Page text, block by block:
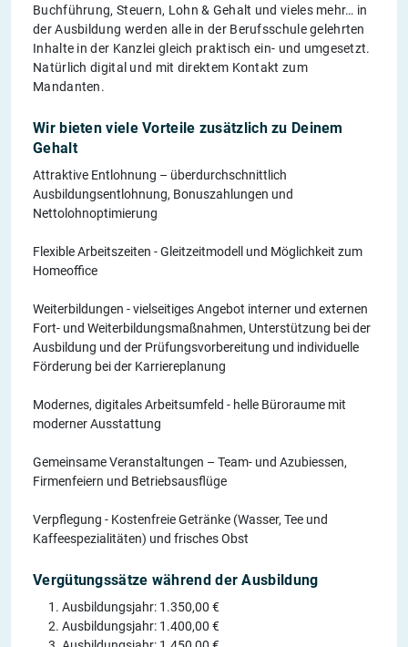
Buchführung, Steuern, Lohn & Gehalt und vieles mehr… in
der Ausbildung werden alle in der Berufsschule gelehrten
Inhalte in der Kanzlei gleich praktisch ein- und umgesetzt.
Natürlich digital und mit direktem Kontakt zum
Mandanten.
Wir bieten viele Vorteile zusätzlich zu Deinem
Gehalt
Attraktive Entlohnung – überdurchschnittlich
Ausbildungsentlohnung, Bonuszahlungen und
Nettolohnoptimierung
Flexible Arbeitszeiten - Gleitzeitmodell und Möglichkeit zum
Homeoffice
Weiterbildungen - vielseitiges Angebot interner und externen
Fort- und Weiterbildungsmaßnahmen, Unterstützung bei der
Ausbildung und der Prüfungsvorbereitung und individuelle
Förderung bei der Karriereplanung
Modernes, digitales Arbeitsumfeld - helle Büroraume mit
moderner Ausstattung
Gemeinsame Veranstaltungen – Team- und Azubiessen,
Firmenfeiern und Betriebsausflüge
Verpflegung - Kostenfreie Getränke (Wasser, Tee und
Kaffeespezialitäten) und frisches Obst
Vergütungssätze während der Ausbildung
Ausbildungsjahr: 1.350,00 €
Ausbildungsjahr: 1.400,00 €